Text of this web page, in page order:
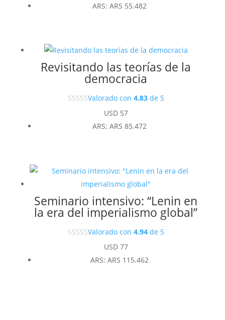
ARS: ARS 55.482
Revisitando las teorías de la
democracia
Valorado con 4.83de 5
USD57
ARS: ARS 85.472
Seminario intensivo: “Lenin en
la era del imperialismo global”
Valorado con 4.94de 5
USD77
ARS: ARS 115.462